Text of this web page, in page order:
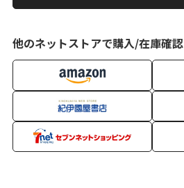
他のネットストアで購入/在庫確認